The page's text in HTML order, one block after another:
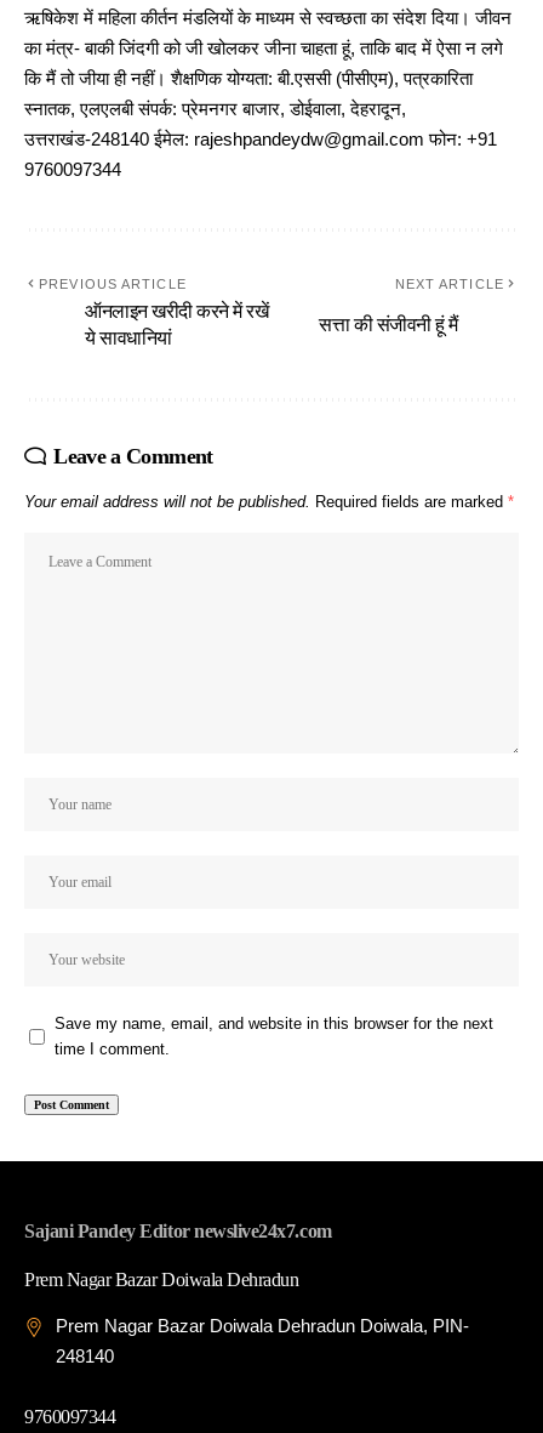
ऋषिकेश में महिला कीर्तन मंडलियों के माध्यम से स्वच्छता का संदेश दिया। जीवन
का मंत्र- बाकी जिंदगी को जी खोलकर जीना चाहता हूं, ताकि बाद में ऐसा न लगे
कि मैं तो जीया ही नहीं। शैक्षणिक योग्यता: बी.एससी (पीसीएम), पत्रकारिता
स्नातक, एलएलबी संपर्क: प्रेमनगर बाजार, डोईवाला, देहरादून,
उत्तराखंड-248140 ईमेल: rajeshpandeydw@gmail.com फोन: +91
9760097344
PREVIOUS ARTICLE
ऑनलाइन खरीदी करने में रखें
ये सावधानियां
NEXT ARTICLE
सत्ता की संजीवनी हूं मैं
Leave a Comment
Your email address will not be published. Required fields are marked *
Save my name, email, and website in this browser for the next
time I comment.
Sajani Pandey Editor newslive24x7.com
Prem Nagar Bazar Doiwala Dehradun
Prem Nagar Bazar Doiwala Dehradun Doiwala, PIN-
248140
9760097344